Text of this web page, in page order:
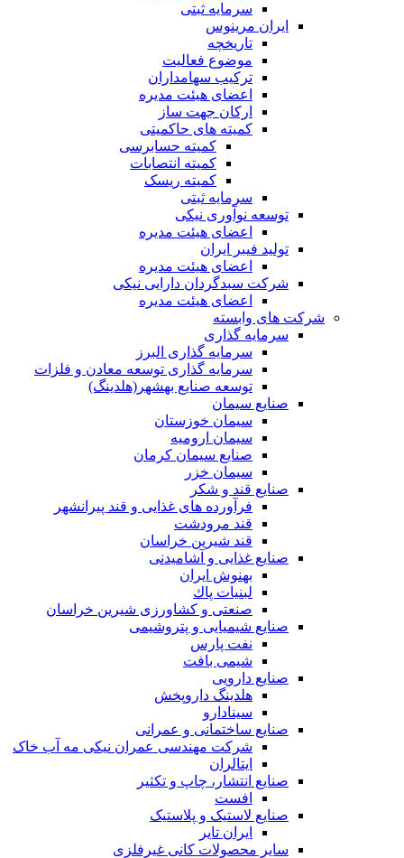
سرمایه ثبتی
ایران مرینوس
تاریخچه
موضوع فعالیت
ترکیب سهامداران
اعضای هیئت مدیره
ارکان جهت ساز
کمیته های حاکمیتی
کمیته حسابرسی
کمیته انتصابات
کمیته ریسک
سرمایه ثبتی
توسعه نوآوری نیکی
اعضای هیئت مدیره
تولید فیبر ایران
اعضای هیئت مدیره
شرکت سبدگردان دارایی نیکی
اعضای هیئت مدیره
شرکت های وابسته
سرمایه گذاری
سرمایه گذاری البرز
سرمایه گذاری توسعه معادن و فلزات
توسعه‌ صنایع‌ بهشهر(هلدینگ)
صنایع سیمان
سیمان خوزستان
سیمان ارومیه
صنایع سیمان کرمان
سیمان خزر
صنایع قند و شکر
فرآورده های غذایی و قند پیرانشهر
قند مرودشت
قند شیرین خراسان
صنایع غذايی و آشاميدنی
بهنوش ایران
لبنيات پاك
صنعتی و کشاورزی شیرین خراسان
صنایع شیمیایی و پتروشیمی
نفت پارس
شیمی بافت
صنایع دارویی
هلدینگ داروپخش
سینادارو
صنایع ساختمانی و عمرانی
شرکت مهندسی عمران نیکی مه آب خاک
ایتالران
صنایع انتشار، چاپ و تکثير
افست
صنایع لاستیک و پلاستیک
ایران تایر
ساير محصولات كانی غيرفلزی